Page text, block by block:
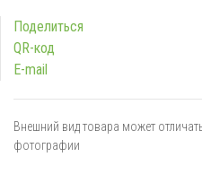
Поделиться
QR-код
E-mail
Внешний вид товара может
фотографии